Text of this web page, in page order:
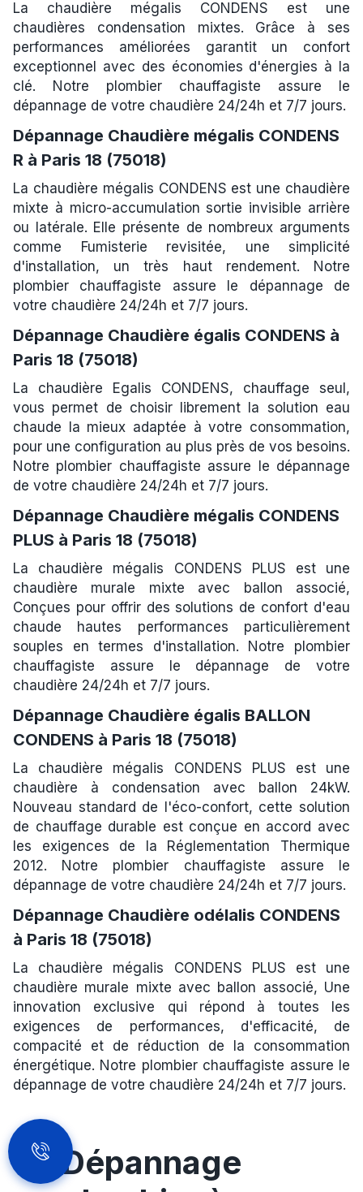
La chaudière mégalis CONDENS est une
chaudières condensation mixtes. Grâce à ses
performances améliorées garantit un confort
exceptionnel avec des économies d'énergies à la
clé. Notre plombier chauffagiste assure le
dépannage de votre chaudière 24/24h et 7/7 jours.
Dépannage Chaudière mégalis CONDENS
R à Paris 18 (75018)
La chaudière mégalis CONDENS est une chaudière
mixte à micro-accumulation sortie invisible arrière
ou latérale. Elle présente de nombreux arguments
comme Fumisterie revisitée, une simplicité
d'installation, un très haut rendement. Notre
plombier chauffagiste assure le dépannage de
votre chaudière 24/24h et 7/7 jours.
Dépannage Chaudière égalis CONDENS à
Paris 18 (75018)
La chaudière Egalis CONDENS, chauffage seul,
vous permet de choisir librement la solution eau
chaude la mieux adaptée à votre consommation,
pour une configuration au plus près de vos besoins.
Notre plombier chauffagiste assure le dépannage
de votre chaudière 24/24h et 7/7 jours.
Dépannage Chaudière mégalis CONDENS
PLUS à Paris 18 (75018)
La chaudière mégalis CONDENS PLUS est une
chaudière murale mixte avec ballon associé,
Conçues pour offrir des solutions de confort d'eau
chaude hautes performances particulièrement
souples en termes d'installation. Notre plombier
chauffagiste assure le dépannage de votre
chaudière 24/24h et 7/7 jours.
Dépannage Chaudière égalis BALLON
CONDENS à Paris 18 (75018)
La chaudière mégalis CONDENS PLUS est une
chaudière à condensation avec ballon 24kW.
Nouveau standard de l'éco-confort, cette solution
de chauffage durable est conçue en accord avec
les exigences de la Réglementation Thermique
2012. Notre plombier chauffagiste assure le
dépannage de votre chaudière 24/24h et 7/7 jours.
Dépannage Chaudière odélalis CONDENS
à Paris 18 (75018)
La chaudière mégalis CONDENS PLUS est une
chaudière murale mixte avec ballon associé, Une
innovation exclusive qui répond à toutes les
exigences de performances, d'efficacité, de
compacité et de réduction de la consommation
énergétique. Notre plombier chauffagiste assure le
dépannage de votre chaudière 24/24h et 7/7 jours.
Dépannage